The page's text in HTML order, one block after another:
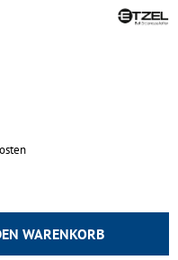
WARENKORB